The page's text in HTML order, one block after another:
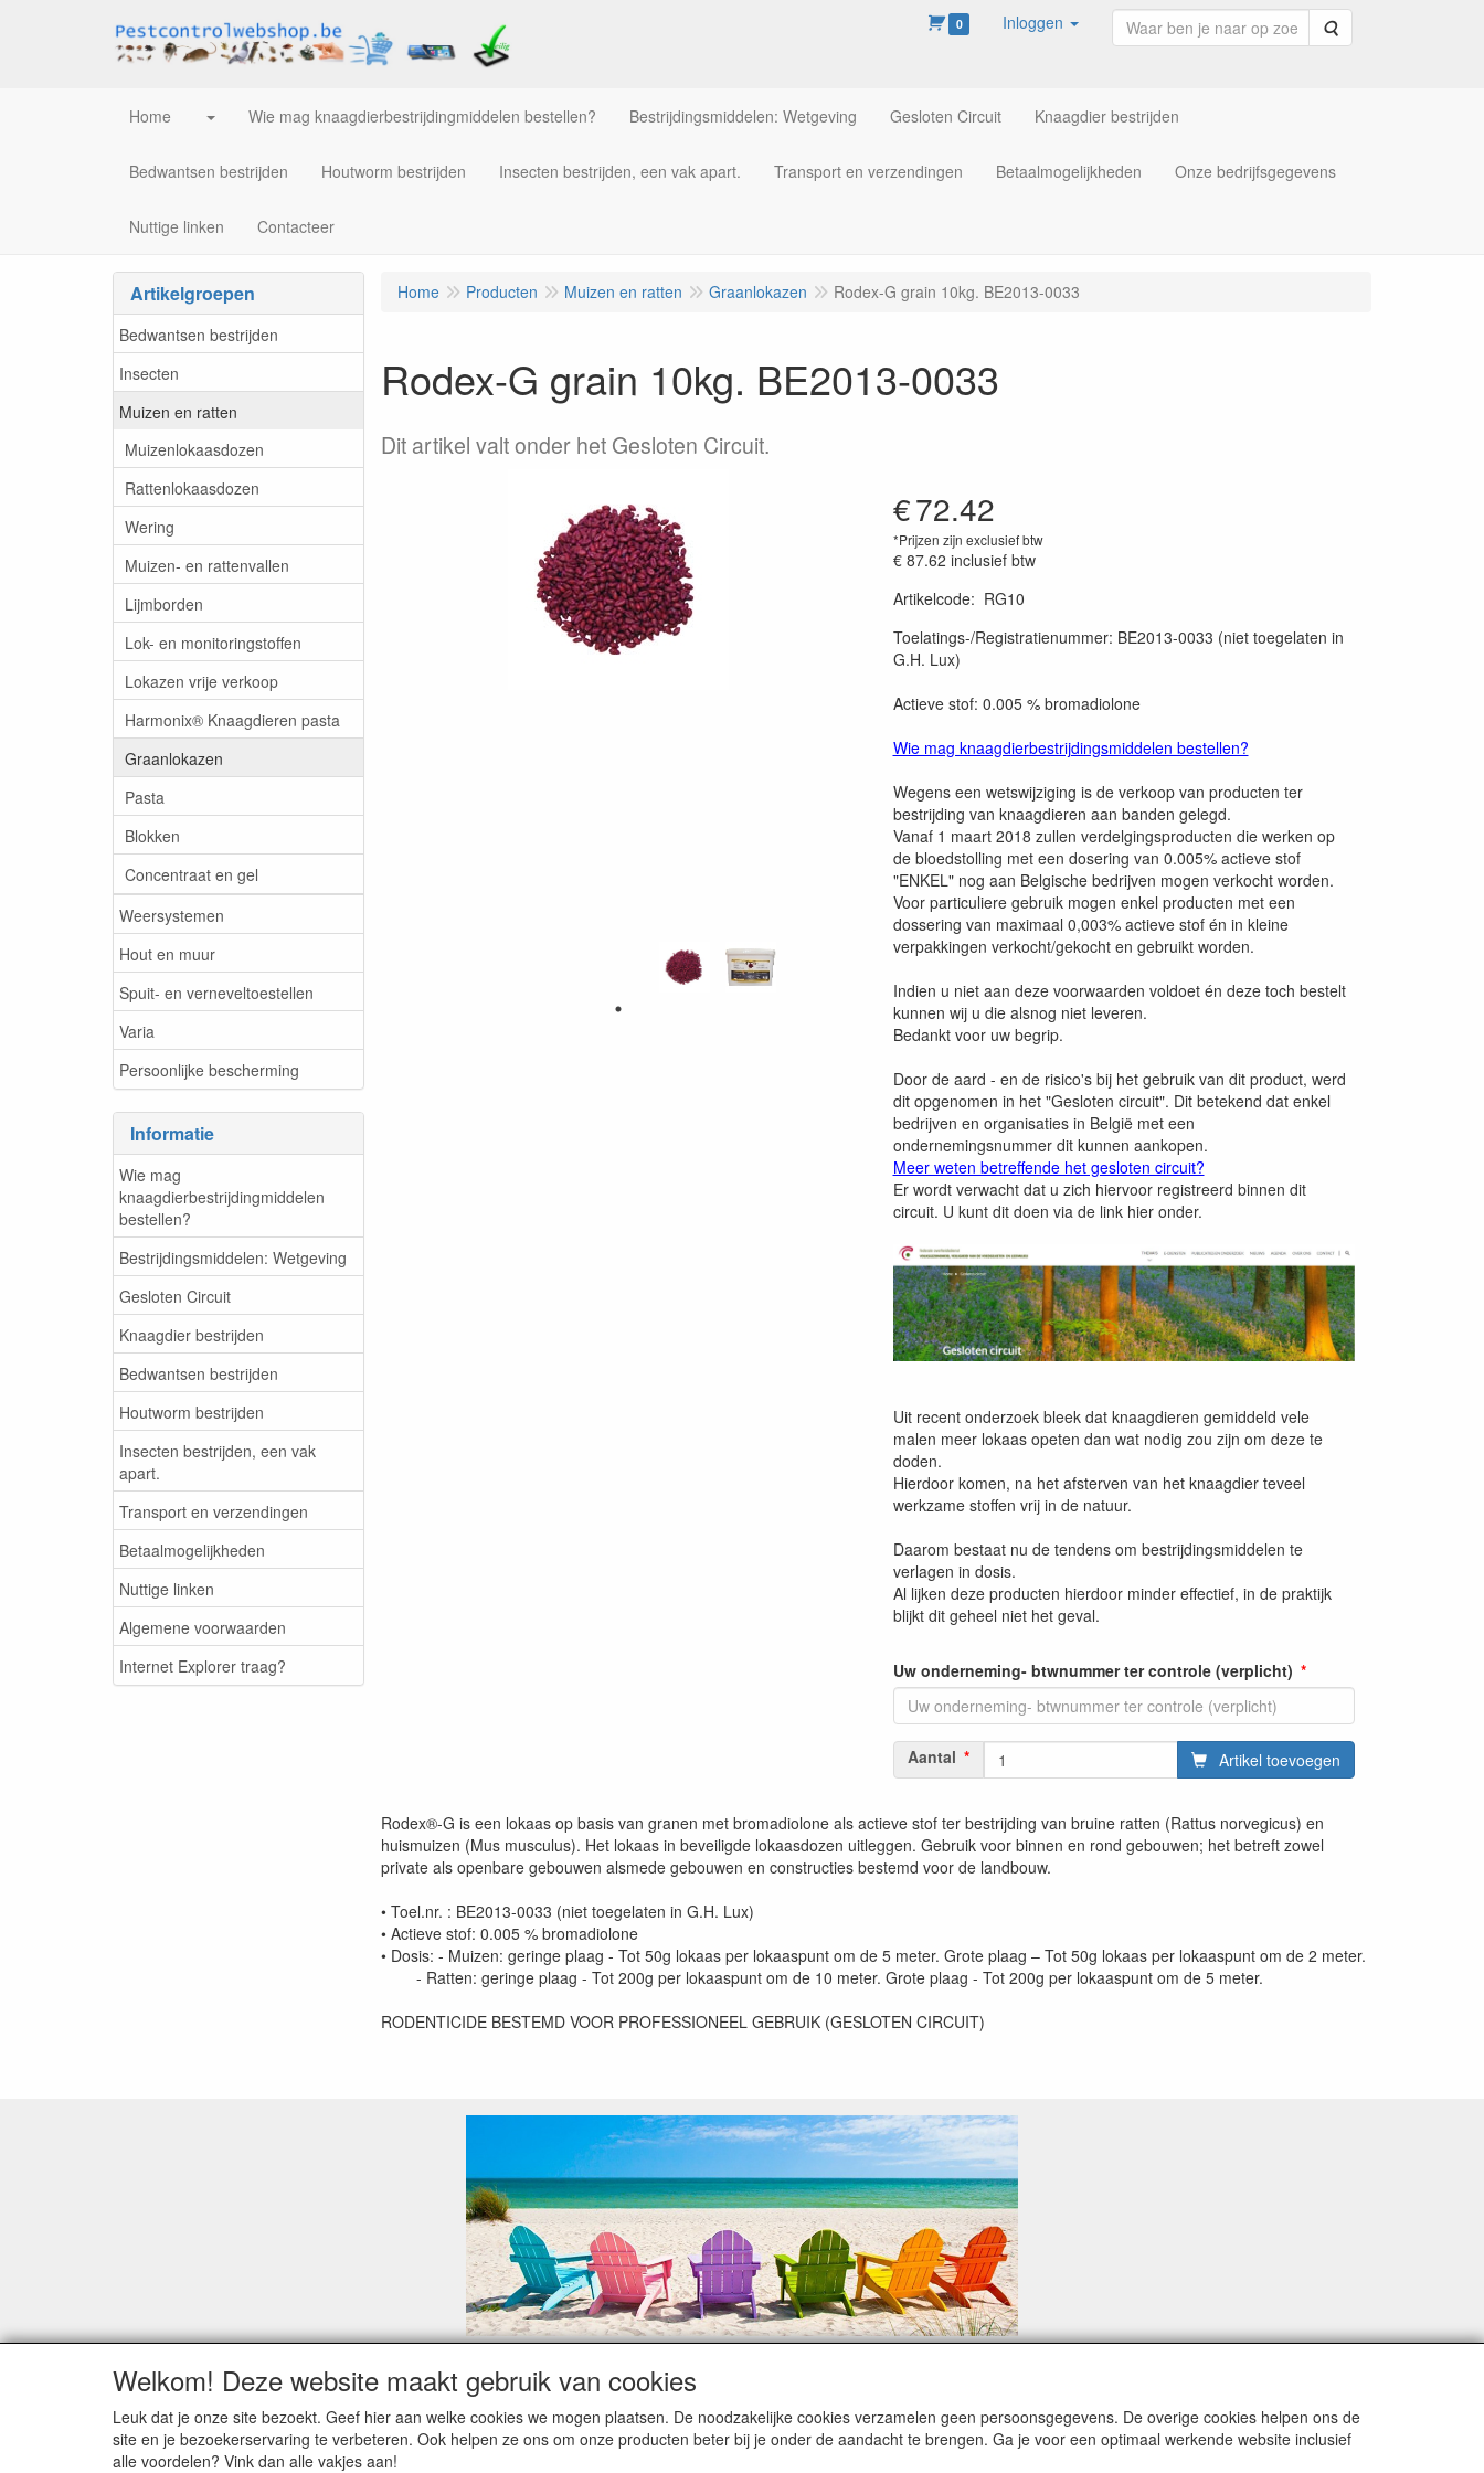
0 Inloggen Zoeken
Home Wie mag knaagdierbestrijdingmiddelen bestellen? Bestrijdingsmiddelen: Wetgeving Gesloten Circuit Knaagdier bestrijden
Bedwantsen bestrijden Houtworm bestrijden Insecten bestrijden, een vak apart. Transport en verzendingen Betaalmogelijkheden Onze bedrijfsgegevens
Nuttige linken Contacteer
Artikelgroepen
Bedwantsen bestrijden
Insecten
Muizen en ratten
Muizenlokaasdozen
Rattenlokaasdozen
Wering
Muizen- en rattenvallen
Lijmborden
Lok- en monitoringstoffen
Lokazen vrije verkoop
Harmonix® Knaagdieren pasta
Graanlokazen
Pasta
Blokken
Concentraat en gel
Weersystemen
Hout en muur
Spuit- en verneveltoestellen
Varia
Persoonlijke bescherming
Informatie
Wie mag
knaagdierbestrijdingmiddelen
bestellen?
Bestrijdingsmiddelen: Wetgeving
Gesloten Circuit
Knaagdier bestrijden
Bedwantsen bestrijden
Houtworm bestrijden
Insecten bestrijden, een vak
apart.
Transport en verzendingen
Betaalmogelijkheden
Nuttige linken
Algemene voorwaarden
Internet Explorer traag?
Home Producten Muizen en ratten Graanlokazen Rodex-G grain 10kg. BE2013-0033
Rodex-G grain 10kg. BE2013-0033
Dit artikel valt onder het Gesloten Circuit.
€72.42
*Prijzen zijn exclusief btw
€ 87.62 inclusief btw
Artikelcode: RG10
Toelatings-/Registratienummer: BE2013-0033 (niet toegelaten in
G.H. Lux)
Actieve stof: 0.005 % bromadiolone
Wie mag knaagdierbestrijdingsmiddelen bestellen?
Wegens een wetswijziging is de verkoop van producten ter
bestrijding van knaagdieren aan banden gelegd.
Vanaf 1 maart 2018 zullen verdelgingsproducten die werken op
de bloedstolling met een dosering van 0.005% actieve stof
"ENKEL" nog aan Belgische bedrijven mogen verkocht worden.
Voor particuliere gebruik mogen enkel producten met een
dossering van maximaal 0,003% actieve stof én in kleine
verpakkingen verkocht/gekocht en gebruikt worden.
Indien u niet aan deze voorwaarden voldoet én deze toch bestelt
kunnen wij u die alsnog niet leveren.
Bedankt voor uw begrip.
Door de aard - en de risico's bij het gebruik van dit product, werd
dit opgenomen in het "Gesloten circuit". Dit betekend dat enkel
bedrijven en organisaties in België met een
ondernemingsnummer dit kunnen aankopen.
Meer weten betreffende het gesloten circuit?
Er wordt verwacht dat u zich hiervoor registreerd binnen dit
circuit. U kunt dit doen via de link hier onder.
Uit recent onderzoek bleek dat knaagdieren gemiddeld vele
malen meer lokaas opeten dan wat nodig zou zijn om deze te
doden.
Hierdoor komen, na het afsterven van het knaagdier teveel
werkzame stoffen vrij in de natuur.
Daarom bestaat nu de tendens om bestrijdingsmiddelen te
verlagen in dosis.
Al lijken deze producten hierdoor minder effectief, in de praktijk
blijkt dit geheel niet het geval.
Uw onderneming- btwnummer ter controle (verplicht)
Aantal Artikel toevoegen
Rodex®-G is een lokaas op basis van granen met bromadiolone als actieve stof ter bestrijding van bruine ratten (Rattus norvegicus) en
huismuizen (Mus musculus). Het lokaas in beveiligde lokaasdozen uitleggen. Gebruik voor binnen en rond gebouwen; het betreft zowel
private als openbare gebouwen alsmede gebouwen en constructies bestemd voor de landbouw.
• Toel.nr. : BE2013-0033 (niet toegelaten in G.H. Lux)
• Actieve stof: 0.005 % bromadiolone
• Dosis: - Muizen: geringe plaag - Tot 50g lokaas per lokaaspunt om de 5 meter. Grote plaag – Tot 50g lokaas per lokaaspunt om de 2 meter.
- Ratten: geringe plaag - Tot 200g per lokaaspunt om de 10 meter. Grote plaag - Tot 200g per lokaaspunt om de 5 meter.
RODENTICIDE BESTEMD VOOR PROFESSIONEEL GEBRUIK (GESLOTEN CIRCUIT)
Geachte klant,
Zoals elk jaar zorgt de verlofperiode, naast een hoop heugelijke momenten van feest en rust, ook de traditionele leveringsproblemen.
Sommige fabrikanten sluiten of werken met een vakantiebezetting.
Bestellingen die vanaf +/- 15 juli geplaatst worden kunnen hierdoor vertraging oplopen. Wanneer die voorradig is en alle betalingsmodaliteiten zijn vervuld dan de bestelling
Welkom! Deze website maakt gebruik van cookies
Leuk dat je onze site bezoekt. Geef hier aan welke cookies we mogen plaatsen. De noodzakelijke cookies verzamelen geen persoonsgegevens. De overige cookies helpen ons de
site en je bezoekerservaring te verbeteren. Ook helpen ze ons om onze producten beter bij je onder de aandacht te brengen. Ga je voor een optimaal werkende website inclusief
alle voordelen? Vink dan alle vakjes aan!